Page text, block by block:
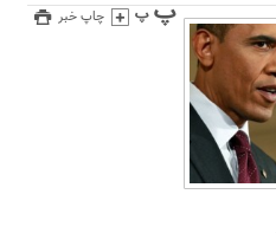
چاپ خبر